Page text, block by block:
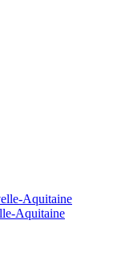
Aquitaine
Aquitaine